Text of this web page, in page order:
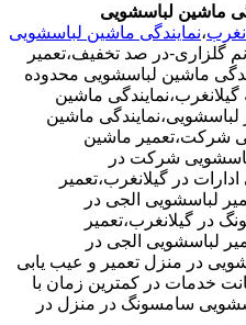
ماشین لباسشویی
،نمایندگی ماشین لباسشویی
خانم گلزاری-در صد تخفیف،تعمیر
ماشین لباسشویی محدوده
ماشین
ماشین
شرکت،تعمیر ماشین
شرکت در
در گیلانغرب،تعمیر
لباسشویی الجی در
در گیلانغرب،تعمیر
لباسشویی الجی در
در منزل تعمیر و عیب یابی
خدمات در کمترین زمان با
سامسونگ در منزل در